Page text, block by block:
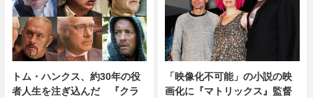
トム・ハンクス、約30年の役
者人生を注ぎ込んだ 『クラ
「映像化不可能」の小説の映
画化に『マトリックス』監督